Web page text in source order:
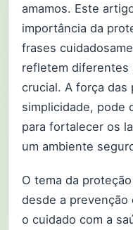
amamos. Este
importância da
frases
refletem diferentes
crucial. A força das
simplicidade, pode
para fortalecer os
um ambiente
O tema da
desde a
o cuidado com a